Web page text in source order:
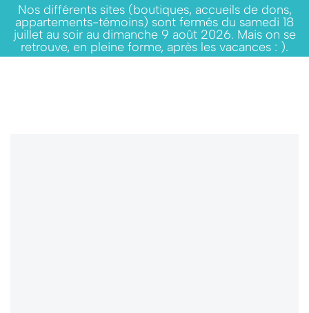
Nos différents sites (boutiques, accueils de dons,
appartements-témoins) sont fermés du samedi 18
juillet au soir au dimanche 9 août 2026. Mais on se
retrouve, en pleine forme, après les vacances : ).